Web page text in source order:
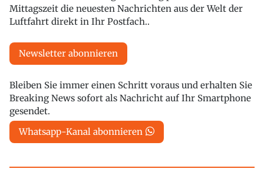
Mittagszeit die neuesten Nachrichten aus der Welt der
Luftfahrt direkt in Ihr Postfach..
Newsletter abonnieren
Bleiben Sie immer einen Schritt voraus und erhalten Sie
Breaking News sofort als Nachricht auf Ihr Smartphone
gesendet.
Whatsapp-Kanal abonnieren